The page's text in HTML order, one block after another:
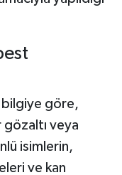
bilgiye göre,
gözaltı veya
isimlerin,
ve kan